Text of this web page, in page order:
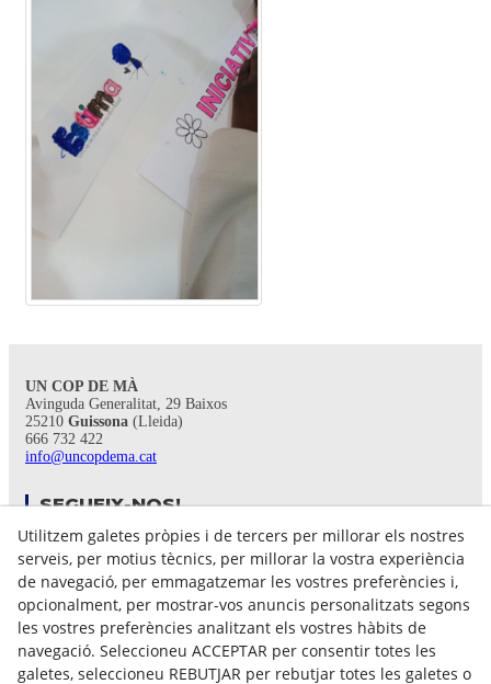
UN COP DE MÀ
Avinguda Generalitat, 29 Baixos
25210 Guissona (Lleida)
666 732 422
info@uncopdema.cat
SEGUEIX-NOS!
Utilitzem galetes pròpies i de tercers per millorar els nostres
serveis, per motius tècnics, per millorar la vostra experiència
de navegació, per emmagatzemar les vostres preferències i,
opcionalment, per mostrar-vos anuncis personalitzats segons
les vostres preferències analitzant els vostres hàbits de
navegació. Seleccioneu ACCEPTAR per consentir totes les
galetes, seleccioneu REBUTJAR per rebutjar totes les galetes o